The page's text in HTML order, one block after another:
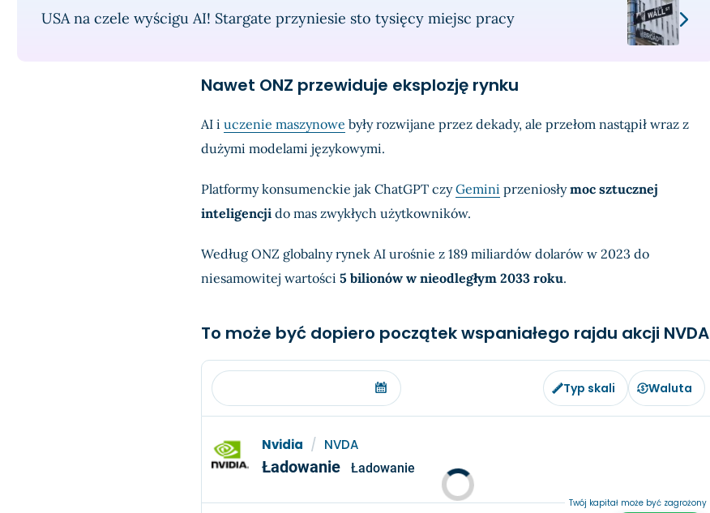
USA na czele wyścigu AI! Stargate przyniesie sto tysięcy miejsc pracy
Nawet ONZ przewiduje eksplozję rynku
AI i uczenie maszynowe były rozwijane przez dekady, ale przełom nastąpił wraz z
dużymi modelami językowymi.
Platformy konsumenckie jak ChatGPT czyGemini przeniosłymoc sztucznej
inteligencjido mas zwykłych użytkowników.
Według ONZ globalny rynek AI urośnie z 189 miliardów dolarów w 2023 do
niesamowitej wartości 5 bilionów w nieodległym 2033 roku.
To może być dopiero początek wspaniałego rajdu akcji NVDA
Typ skali Waluta
Nvidia / NVDA
Ładowanie Ładowanie
Twój kapitał może być zagrożony